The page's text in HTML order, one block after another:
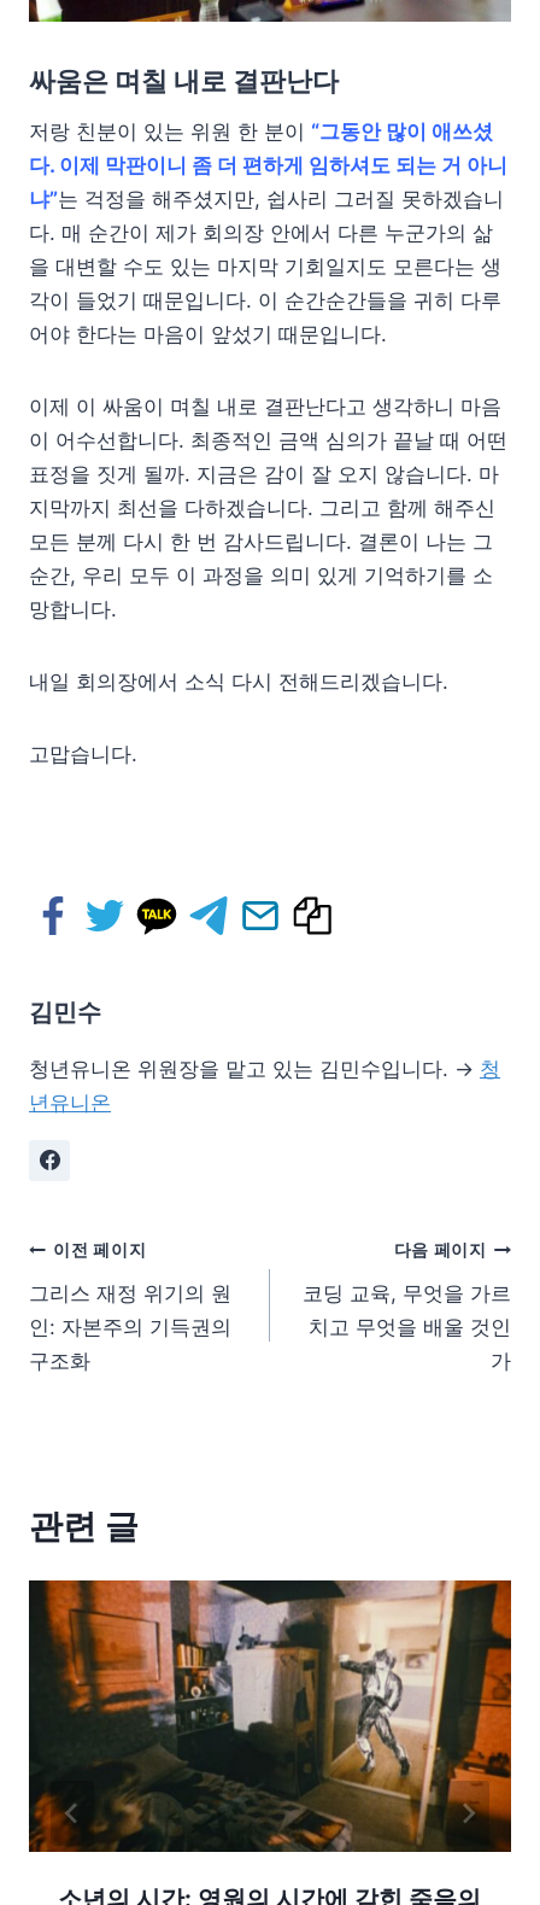
싸움은 며칠 내로 결판난다
저랑 친분이 있는 위원 한 분이 “그동안 많이 애쓰셨
다. 이제 막판이니 좀 더 편하게 임하셔도 되는 거 아니
냐”는 걱정을 해주셨지만, 쉽사리 그러질 못하겠습니
다. 매 순간이 제가 회의장 안에서 다른 누군가의 삶
을 대변할 수도 있는 마지막 기회일지도 모른다는 생
각이 들었기 때문입니다. 이 순간순간들을 귀히 다루
어야 한다는 마음이 앞섰기 때문입니다.
이제 이 싸움이 며칠 내로 결판난다고 생각하니 마음
이 어수선합니다. 최종적인 금액 심의가 끝날 때 어떤
표정을 짓게 될까. 지금은 감이 잘 오지 않습니다. 마
지막까지 최선을 다하겠습니다. 그리고 함께 해주신
모든 분께 다시 한 번 감사드립니다. 결론이 나는 그
순간, 우리 모두 이 과정을 의미 있게 기억하기를 소
망합니다.
내일 회의장에서 소식 다시 전해드리겠습니다.
고맙습니다.
김민수
청년유니온 위원장을 맡고 있는 김민수입니다. → 청
년유니온
이전 페이지
그리스 재정 위기의 원
인: 자본주의 기득권의
구조화
다음 페이지
코딩 교육, 무엇을 가르
치고 무엇을 배울 것인
가
관련 글
소년의 시간: 영원의 시간에 갇힌 죽음의